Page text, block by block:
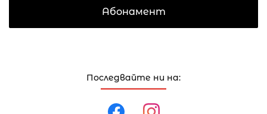
Последвайте ни на:
Абонамент